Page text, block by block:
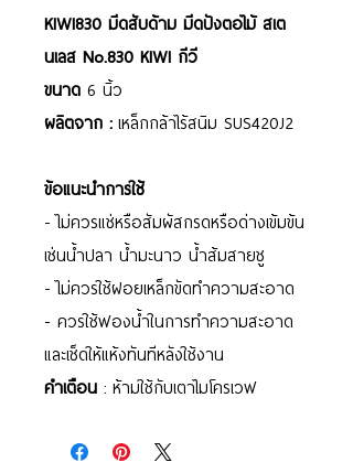
KIWI830 มีดสับด้าม มีดปังตอไม้ สเต
นเลส No.830 KIWI กีวี
ขนาด 6 นิ้ว
ผลิตจาก :เหล็กกล้าไร้สนิม SUS420J2
ข้อแนะนำการใช้
- ไม่ควรแช่หรือสัมผัสกรดหรือด่างเข้มข้น
เช่นน้ำปลา น้ำมะนาว น้ำส้มสายชู
- ไม่ควรใช้ฝอยเหล็กขัดทำความสะอาด
- ควรใช้ฟองน้ำในการทำความสะอาด
และเช็ดให้แห้งทันทีหลังใช้งาน
คำเตือน : ห้ามใช้กับเตาไมโครเวฟ